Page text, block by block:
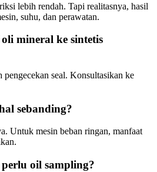
lebih rendah. Tapi realitasnya, hasil
suhu, dan perawatan.
mineral ke sintetis
seal. Konsultasikan ke
sebanding?
Untuk mesin beban ringan, manfaat
oil sampling?